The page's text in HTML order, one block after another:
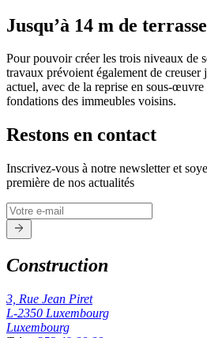
Jusqu’à 14 m de
Pour pouvoir créer les trois niveaux de
travaux prévoient également de creuser
actuel, avec de la reprise en sous-
fondations des immeubles voisins.
Restons en contact
Inscrivez-vous à notre newsletter et
première de nos actualités
Construction
3, Rue Jean Piret
L-2350 Luxembourg
Luxembourg